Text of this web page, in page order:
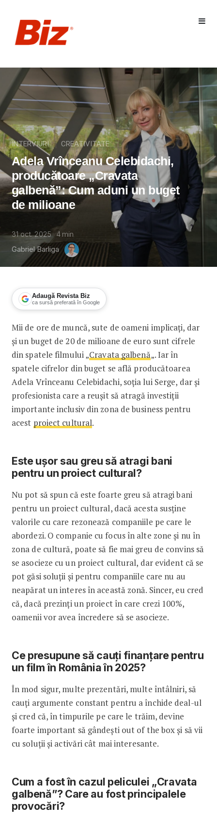
INTERVIURI CREATIVITATE
Adela Vrînceanu Celebidachi,
producătoare „Cravata
galbenă”: Cum aduni un buget
de milioane
31 oct. 2025 4 min
Gabriel Barliga
Adaugă Revista Biz
ca sursă preferată în Google
Adela Vrînceanu Celebidachi,
Mii de ore de muncă, sute de oameni implicați, dar
și un buget de 20 de milioane de euro sunt cifrele
din spatele filmului „Cravata galbenă„. Iar în
spatele cifrelor din buget se află producătoarea
Adela Vrînceanu Celebidachi, soția lui Serge, dar și
profesionista care a reușit să atragă investiții
importante inclusiv din zona de business pentru
acest proiect cultural.
Este ușor sau greu să atragi bani
pentru un proiect cultural?
Nu pot să spun că este foarte greu să atragi bani
pentru un proiect cultural, dacă acesta susține
valorile cu care rezonează companiile pe care le
abordezi. O companie cu focus în alte zone și nu în
zona de cultură, poate să fie mai greu de convins să
se asocieze cu un proiect cultural, dar evident că se
pot găsi soluții și pentru companiile care nu au
neapărat un interes în această zonă. Sincer, eu cred
că, dacă prezinți un proiect în care crezi 100%,
oamenii vor avea încredere să se asocieze.
Ce presupune să cauți finanțare pentru
un film în România în 2025?
În mod sigur, multe prezentări, multe întâlniri, să
cauți argumente constant pentru a închide deal-ul
și cred că, în timpurile pe care le trăim, devine
foarte important să gândești out of the box și să vii
cu soluții și activări cât mai interesante.
Cum a fost în cazul peliculei „Cravata
galbenă”? Care au fost principalele
provocări?